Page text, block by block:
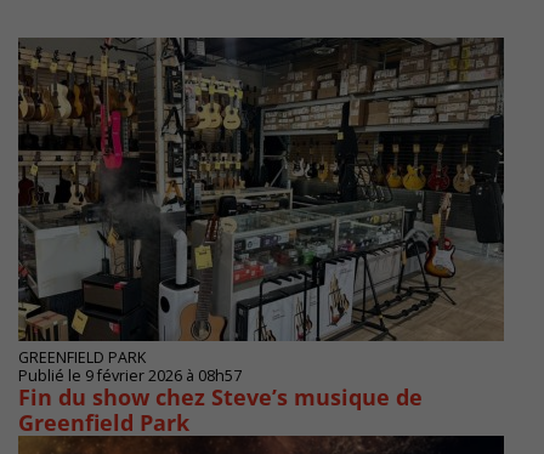
GREENFIELD PARK
Publié le 9 février 2026 à 08h57
Fin du show chez Steve’s musique de
Greenfield Park